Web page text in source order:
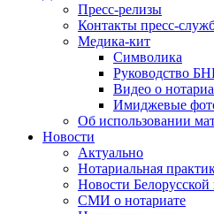
Пресс-релизы
Контакты пресс-
Медика-кит
Символика
Руководство
Видео о
Имиджевые
Об использовании
Новости
Актуально
Нотариальная
Новости
СМИ о нотариате